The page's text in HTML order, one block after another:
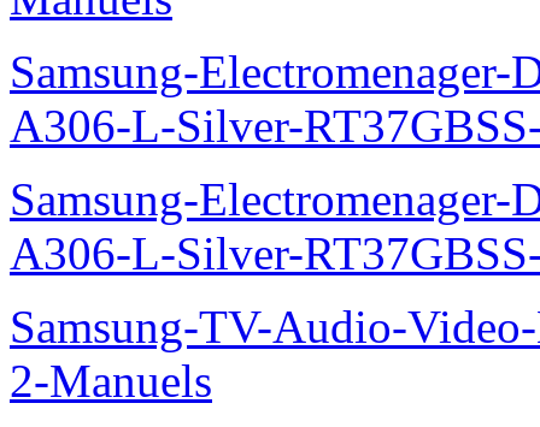
Samsung-
A306-L-Silver-
Samsung-
A306-L-Silver-
Samsung-TV-Audio-
2-Manuels